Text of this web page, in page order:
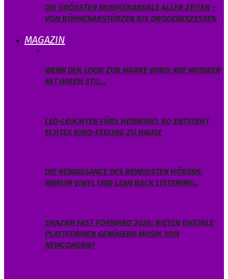
DIE GRÖSSTEN MUSIKSKANDALE ALLER ZEITEN – V
ON BÜHNENABSTÜRZEN BIS DROGENEXZESSEN
MAGAZIN
WENN DER LOOK ZUR MARKE WIRD: WIE MUSIKER
MIT IHREM STIL…
LED-LEUCHTEN FÜRS HEIMKINO: SO ENTSTEHT
ECHTES KINO-FEELING ZU HAUSE
DIE RENAISSANCE DES BEWUSSTEN HÖRENS:
WARUM VINYL UND LEAN BACK LISTENING…
SHAZAM FAST FORWARD 2026: BIETEN DIGITALE
PLATTFORMEN GENÜGEND MUSIK VON
NEWCOMERN?